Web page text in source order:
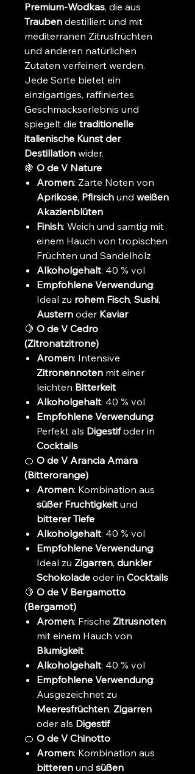
Premium-Wodkas, die aus
Trauben destilliert und mit
mediterranen Zitrusfrüchten
und anderen natürlichen
Zutaten verfeinert werden.
Jede Sorte bietet ein
einzigartiges, raffiniertes
Geschmackserlebnis und
spiegelt die traditionelle
italienische Kunst der
Destillation wider.
🍇 O de V Nature
Aromen: Zarte Noten von
Aprikose, Pfirsich und weißen
Akazienblüten
Finish: Weich und samtig mit
einem Hauch von tropischen
Früchten und Sandelholz
Alkoholgehalt: 40 % vol
Empfohlene Verwendung:
Ideal zu rohem Fisch, Sushi,
Austern oder Kaviar
🍋 O de V Cedro
(Zitronatzitrone)
Aromen: Intensive
Zitronennoten mit einer
leichten Bitterkeit
Alkoholgehalt: 40 % vol
Empfohlene Verwendung:
Perfekt als Digestifoder in
Cocktails
🍊 O de V Arancia Amara
(Bitterorange)
Aromen: Kombination aus
süßer Fruchtigkeit und
bitterer Tiefe
Alkoholgehalt: 40 % vol
Empfohlene Verwendung:
Ideal zu Zigarren, dunkler
Schokolade oder in Cocktails
🍋 O de V Bergamotto
(Bergamot)
Aromen: Frische Zitrusnoten
mit einem Hauch von
Blumigkeit
Alkoholgehalt: 40 % vol
Empfohlene Verwendung:
Ausgezeichnet zu
Meeresfrüchten, Zigarren
oder als Digestif
🍊 O de V Chinotto
Aromen: Kombination aus
bitteren und süßen